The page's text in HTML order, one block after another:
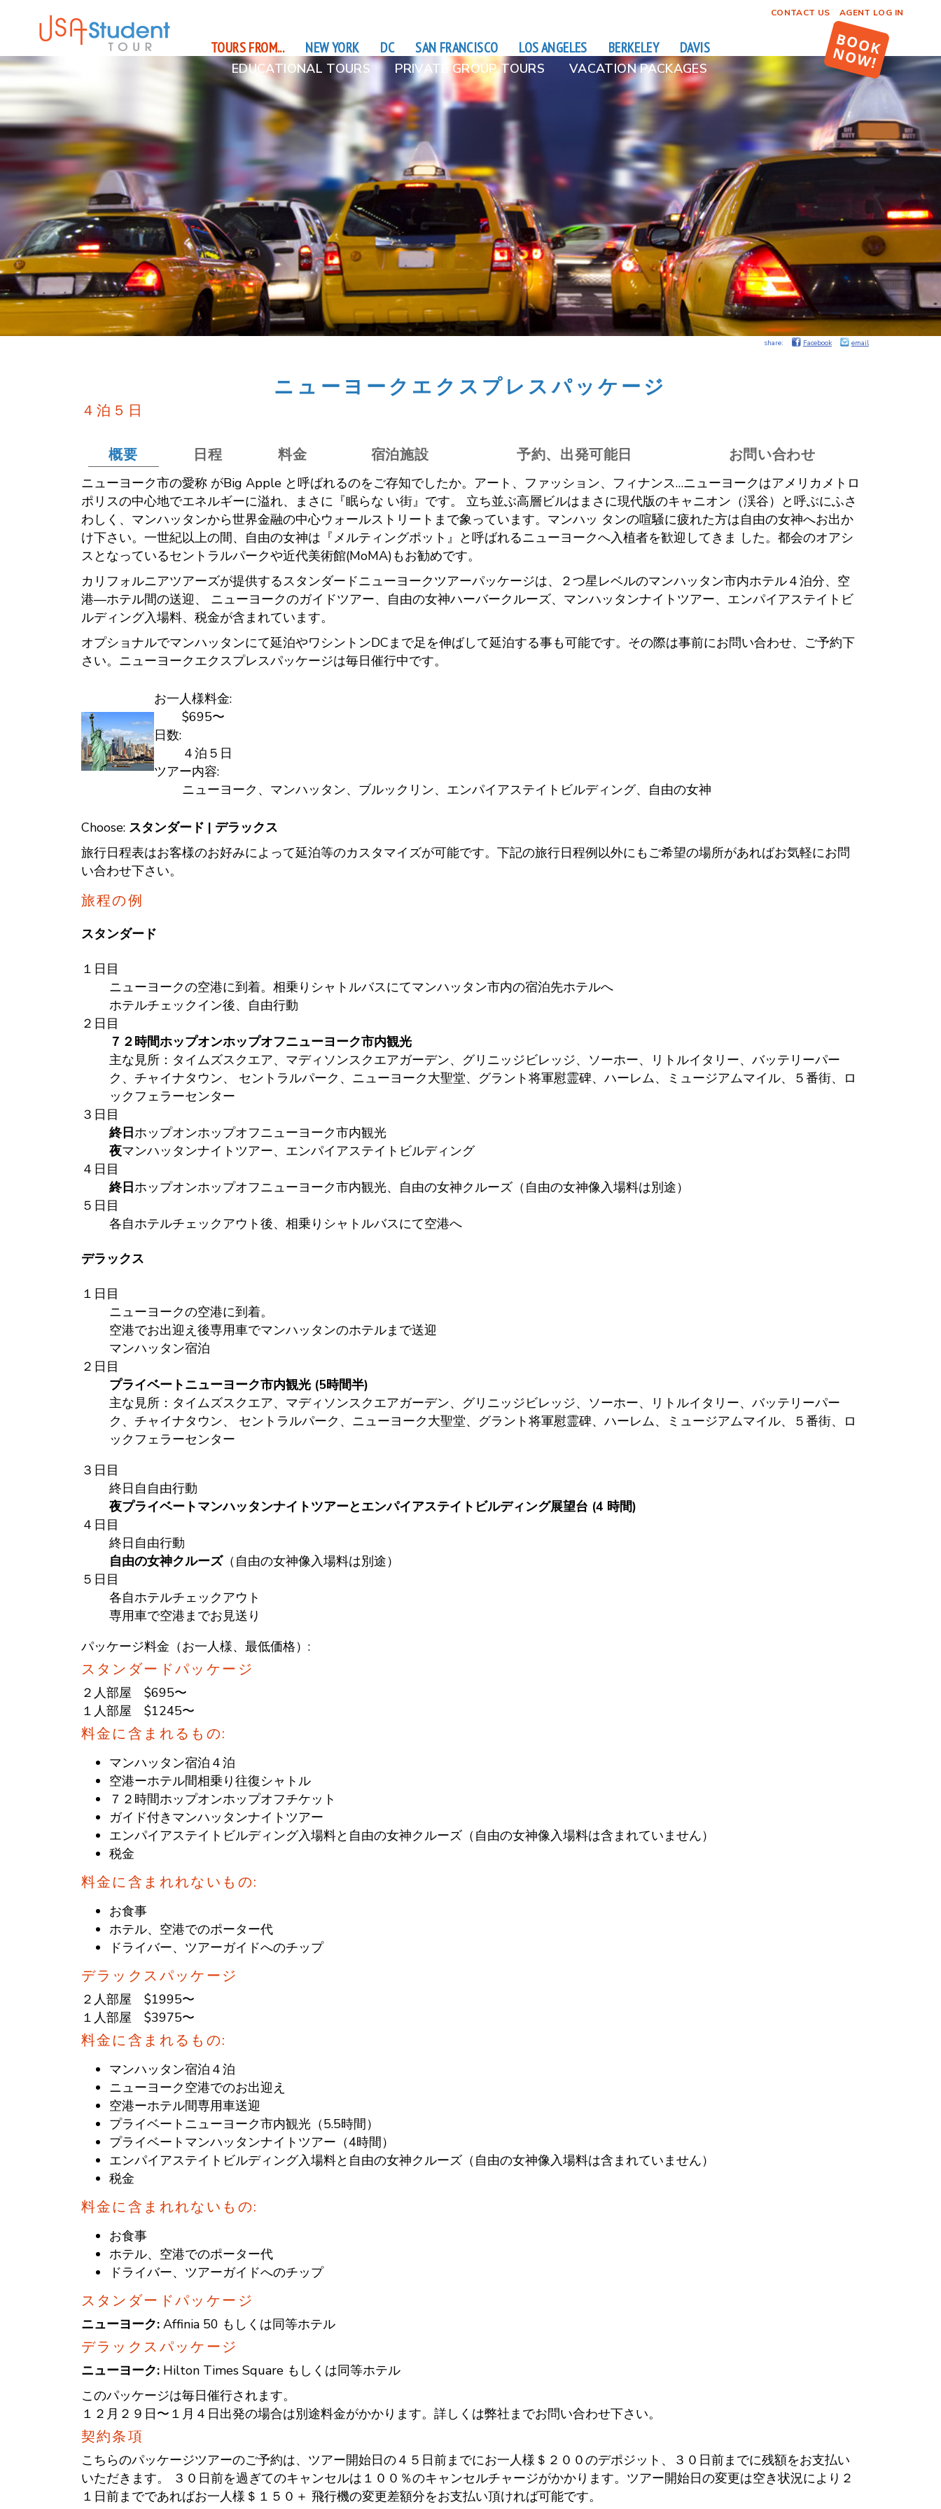
CONTACT US AGENT LOG IN
TOURS FROM... NEW YORK DC SAN FRANCISCO LOS ANGELES BERKELEY DAVIS
EDUCATIONAL TOURS PRIVATE GROUP TOURS VACATION PACKAGES
share: Facebook email
ニューヨークエクスプレスパッケージ
４泊５日
概要 日程 料金 宿泊施設 予約、出発可能日 お問い合わせ
ニューヨーク市の愛称 がBig Apple と呼ばれるのをご存知でしたか。アート、ファッション、フィナンス…ニューヨークはアメリカメトロ
ポリスの中心地でエネルギーに溢れ、まさに『眠らな い街』です。 立ち並ぶ高層ビルはまさに現代版のキャニオン（渓谷）と呼ぶにふさ
わしく、マンハッタンから世界金融の中心ウォールストリートまで象っています。マンハッ タンの喧騒に疲れた方は自由の女神へお出か
け下さい。一世紀以上の間、自由の女神は『メルティングポット』と呼ばれるニューヨークへ入植者を歓迎してきま した。都会のオアシ
スとなっているセントラルパークや近代美術館(MoMA)もお勧めです。
カリフォルニアツアーズが提供するスタンダードニューヨークツアーパッケージは、２つ星レベルのマンハッタン市内ホテル４泊分、空
港—ホテル間の送迎、 ニューヨークのガイドツアー、自由の女神ハーバークルーズ、マンハッタンナイトツアー、エンパイアステイトビ
ルディング入場料、税金が含まれています。
オプショナルでマンハッタンにて延泊やワシントンDCまで足を伸ばして延泊する事も可能です。その際は事前にお問い合わせ、ご予約下
さい。ニューヨークエクスプレスパッケージは毎日催行中です。
お一人様料金:
$695〜
日数:
４泊５日
ツアー内容:
ニューヨーク、マンハッタン、ブルックリン、エンパイアステイトビルディング、自由の女神
Choose: スタンダード | デラックス
旅行日程表はお客様のお好みによって延泊等のカスタマイズが可能です。下記の旅行日程例以外にもご希望の場所があればお気軽にお問
い合わせ下さい。
旅程の例
スタンダード
１日目
ニューヨークの空港に到着。相乗りシャトルバスにてマンハッタン市内の宿泊先ホテルへ
ホテルチェックイン後、自由行動
２日目
７２時間ホップオンホップオフニューヨーク市内観光
主な見所：タイムズスクエア、マディソンスクエアガーデン、グリニッジビレッジ、ソーホー、リトルイタリー、バッテリーパー
ク、チャイナタウン、 セントラルパーク、ニューヨーク大聖堂、グラント将軍慰霊碑、ハーレム、ミュージアムマイル、５番街、ロ
ックフェラーセンター
３日目
終日ホップオンホップオフニューヨーク市内観光
夜マンハッタンナイトツアー、エンパイアステイトビルディング
４日目
終日ホップオンホップオフニューヨーク市内観光、自由の女神クルーズ（自由の女神像入場料は別途）
５日目
各自ホテルチェックアウト後、相乗りシャトルバスにて空港へ
デラックス
１日目
ニューヨークの空港に到着。
空港でお出迎え後専用車でマンハッタンのホテルまで送迎
マンハッタン宿泊
２日目
プライベートニューヨーク市内観光 (5時間半)
主な見所：タイムズスクエア、マディソンスクエアガーデン、グリニッジビレッジ、ソーホー、リトルイタリー、バッテリーパー
ク、チャイナタウン、 セントラルパーク、ニューヨーク大聖堂、グラント将軍慰霊碑、ハーレム、ミュージアムマイル、５番街、ロ
ックフェラーセンター
３日目
終日自自由行動
夜プライベートマンハッタンナイトツアーとエンパイアステイトビルディング展望台 (4 時間)
４日目
終日自由行動
自由の女神クルーズ（自由の女神像入場料は別途）
５日目
各自ホテルチェックアウト
専用車で空港までお見送り
パッケージ料金（お一人様、最低価格）:
スタンダードパッケージ
２人部屋 $695〜
１人部屋 $1245〜
料金に含まれるもの:
マンハッタン宿泊４泊
空港ーホテル間相乗り往復シャトル
７２時間ホップオンホップオフチケット
ガイド付きマンハッタンナイトツアー
エンパイアステイトビルディング入場料と自由の女神クルーズ（自由の女神像入場料は含まれていません）
税金
料金に含まれれないもの:
お食事
ホテル、空港でのポーター代
ドライバー、ツアーガイドへのチップ
デラックスパッケージ
２人部屋 $1995〜
１人部屋 $3975〜
料金に含まれるもの:
マンハッタン宿泊４泊
ニューヨーク空港でのお出迎え
空港ーホテル間専用車送迎
プライベートニューヨーク市内観光（5.5時間）
プライベートマンハッタンナイトツアー（4時間）
エンパイアステイトビルディング入場料と自由の女神クルーズ（自由の女神像入場料は含まれていません）
税金
料金に含まれれないもの:
お食事
ホテル、空港でのポーター代
ドライバー、ツアーガイドへのチップ
スタンダードパッケージ
ニューヨーク: Affinia 50 もしくは同等ホテル
デラックスパッケージ
ニューヨーク: Hilton Times Squareもしくは同等ホテル
このパッケージは毎日催行されます。
１２月２９日〜１月４日出発の場合は別途料金がかかります。詳しくは弊社までお問い合わせ下さい。
契約条項
こちらのパッケージツアーのご予約は、ツアー開始日の４５日前までにお一人様＄２００のデポジット、３０日前までに残額をお支払い
いただきます。 ３０日前を過ぎてのキャンセルは１００％のキャンセルチャージがかかります。ツアー開始日の変更は空き状況により２
１日前までであればお一人様＄１５０＋ 飛行機の変更差額分をお支払い頂ければ可能です。